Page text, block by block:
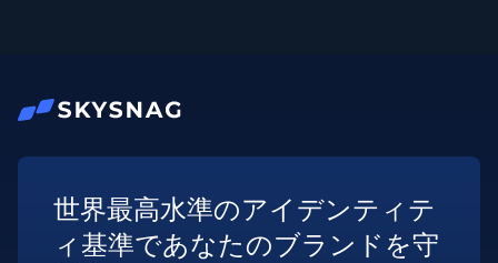
世界最高水準のアイデンティテ
ィ基準であなたのブランドを守